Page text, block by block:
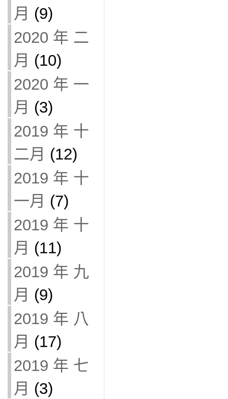
月 (9)
2020 年 二
月 (10)
2020 年 一
月 (3)
2019 年 十
二月 (12)
2019 年 十
一月 (7)
2019 年 十
月 (11)
2019 年 九
月 (9)
2019 年 八
月 (17)
2019 年 七
月 (3)